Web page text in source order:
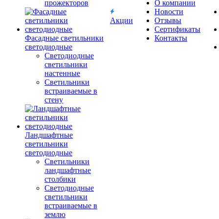
прожекторов
Фасадные светильники
светодиодные
Светодиодные
светильники
настенные
Светильники
встраиваемые в
стену
Ландшафтные
светильники
светодиодные
Светильники
ландшафтные
столбики
Светодиодные
светильники
встраиваемые в
землю
Акции
О компании
Новости
Отзывы
Сертификаты
Контакты